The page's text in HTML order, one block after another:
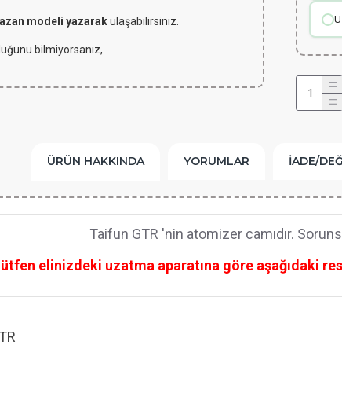
modeli yazarakulaşabilirsiniz.
bilmiyorsanız,
ÜRÜN HAKKINDA YORUMLAR İADE/
Taifun GTR 'nin atomizer camıdır.
elinizdeki uzatma aparatına göre aşağıdaki